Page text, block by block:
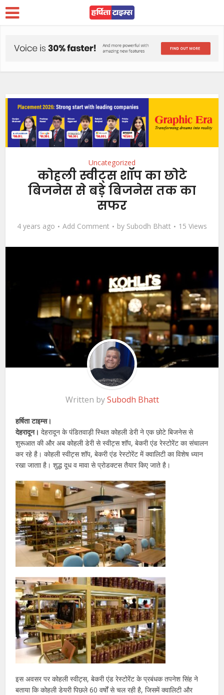
Uncategorized
कोहली स्वीट्स शॉप का छोटे
बिजनेस से बडे़ बिजनेस तक का
सफर
4 years ago Add Comment by Subodh Bhatt 15 Views
Written bySubodh Bhatt
हर्षिता टाइम्स।
देहरादून। देहरादून के पंडितवाड़ी स्थित कोहली डेरी ने एक छोटे बिजनेस से
शुरूआत की और अब कोहली डेरी से स्वीट्स शॉप, बेकरी एंड रेस्टोरेंट का संचालन
कर रहे है। कोहली स्वीट्स शॉप, बेकरी एंड रेस्टोरेंट में क्वालिटी का विशेष ध्यान
रखा जाताा है। शुद्ध दूध व मावा से प्रोडक्टस तैयार किए जाते है।
इस अवसर पर कोहली स्वीट्स, बेकरी एंड रेस्टोरेंट के प्रबंधक तपनेश सिंह ने
बताया कि कोहली डेयरी पिछले 60 वर्षों से चल रही है, जिसमें क्वालिटी और